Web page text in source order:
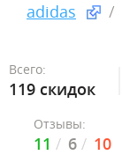
adidas
Всего:
119 скидок
Отзывы:
11 6 10